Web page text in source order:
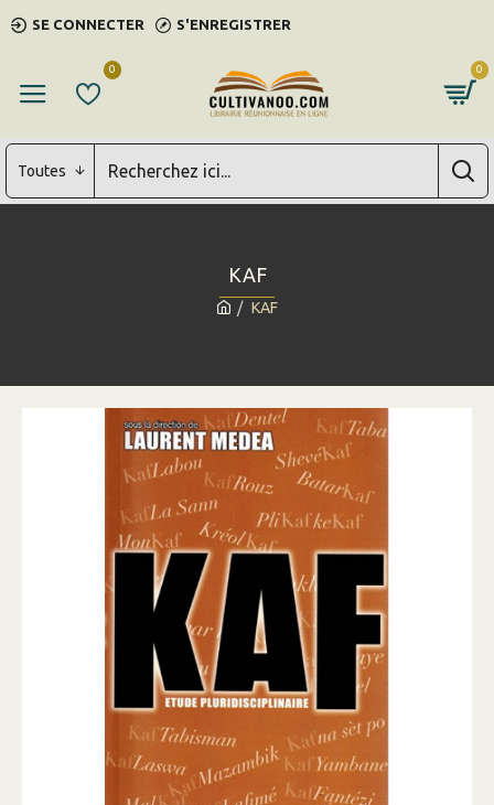
SE CONNECTER S'ENREGISTRER
0 0
Toutes
KAF
KAF